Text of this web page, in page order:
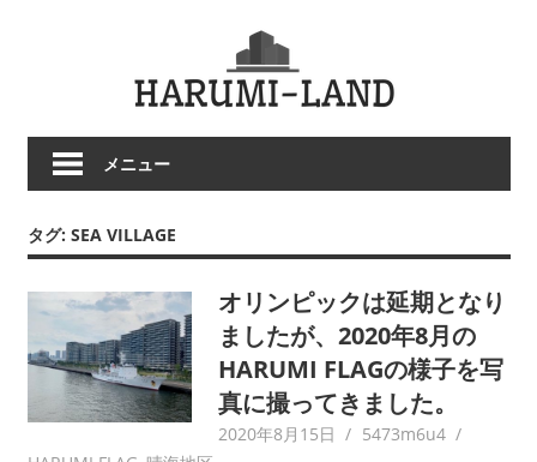
メニュー
タグ: SEA VILLAGE
オリンピックは延期となり
ましたが、2020年8月の
HARUMI FLAGの様子を写
真に撮ってきました。
2020年8月15日
5473m6u4